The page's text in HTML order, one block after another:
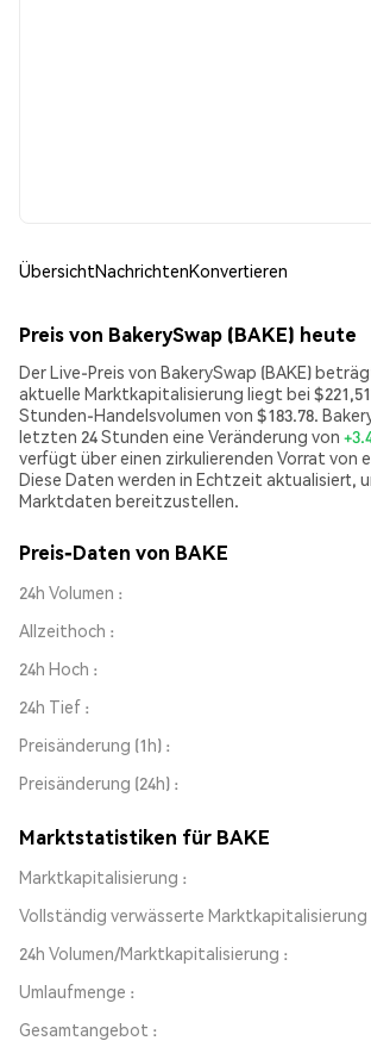
ÜbersichtNachrichtenKonvertieren
Preis von BakerySwap (BAKE) heute
Der Live-Preis von BakerySwap (BAKE)
aktuelle Marktkapitalisierung liegt bei
Stunden-Handelsvolumen von $183.78.
letzten 24 Stunden eine Veränderung von
verfügt über einen zirkulierenden Vorrat von
Diese Daten werden in Echtzeit aktualisiert,
Marktdaten bereitzustellen.
Preis-Daten von BAKE
24h Volumen
Allzeithoch
24h Hoch
24h Tief
Preisänderung (1h)
Preisänderung (24h)
Marktstatistiken für BAKE
Marktkapitalisierung
Vollständig verwässerte Marktkapitalisierung
24h Volumen/Marktkapitalisierung
Umlaufmenge
Gesamtangebot